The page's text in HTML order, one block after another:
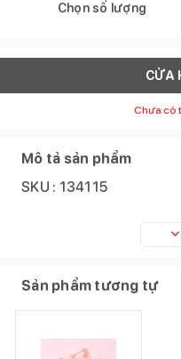
Chọn số lượng
CỬA
Chưa có
Mô tả sản phẩm
SKU : 134115
Sản phẩm tương tự